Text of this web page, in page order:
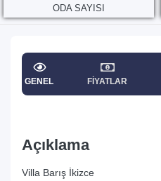
ODA SAYISI
GENEL FIYATLAR
Açıklama
Villa Barış İkizce